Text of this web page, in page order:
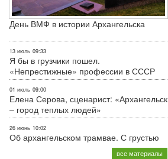
День ВМФ в истории Архангельска
13 июль 09:33
Я бы в грузчики пошел.
«Непрестижные» профессии в СССР
01 июль 09:00
Елена Серова, сценарист: «Архангельск
– город теплых людей»
26 июнь 10:02
Об архангельском трамвае. С грустью
все материалы